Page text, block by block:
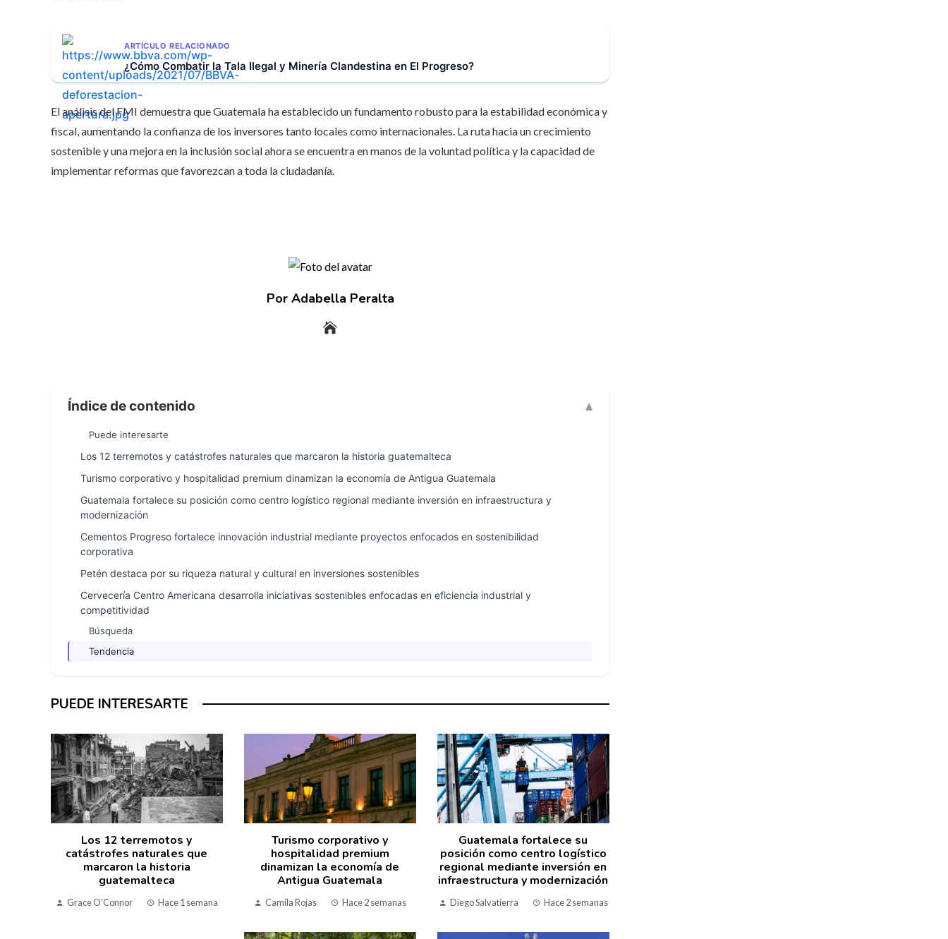
ARTÍCULO RELACIONADO
¿Cómo Combatir la Tala Ilegal y Minería Clandestina en El Progreso?
El análisis del FMI demuestra que Guatemala ha establecido un fundamento robusto para la estabilidad económica y
fiscal, aumentando la confianza de los inversores tanto locales como internacionales. La ruta hacia un crecimiento
sostenible y una mejora en la inclusión social ahora se encuentra en manos de la voluntad política y la capacidad de
implementar reformas que favorezcan a toda la ciudadanía.
Por Adabella Peralta
Índice de contenido
Puede interesarte
Los 12 terremotos y catástrofes naturales que marcaron la historia guatemalteca
Turismo corporativo y hospitalidad premium dinamizan la economía de Antigua Guatemala
Guatemala fortalece su posición como centro logístico regional mediante inversión en infraestructura y
modernización
Cementos Progreso fortalece innovación industrial mediante proyectos enfocados en sostenibilidad
corporativa
Petén destaca por su riqueza natural y cultural en inversiones sostenibles
Cervecería Centro Americana desarrolla iniciativas sostenibles enfocadas en eficiencia industrial y
competitividad
Búsqueda
Tendencia
PUEDE INTERESARTE
Los 12 terremotos y
catástrofes naturales que
marcaron la historia
guatemalteca
Grace O’Connor Hace 1 semana
Turismo corporativo y
hospitalidad premium
dinamizan la economía de
Antigua Guatemala
Camila Rojas Hace 2 semanas
Guatemala fortalece su
posición como centro logístico
regional mediante inversión en
infraestructura y modernización
Diego Salvatierra Hace 2 semanas